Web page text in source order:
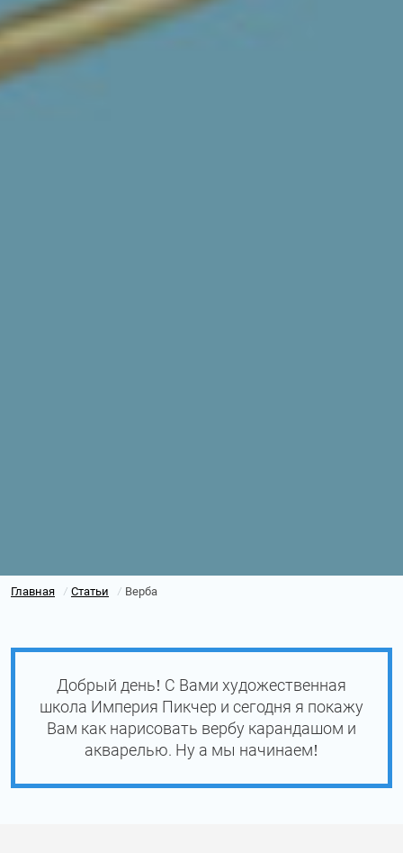
Главная / Статьи / Верба
Добрый день! С Вами художественная
школа Империя Пикчер и сегодня я покажу
Вам как нарисовать вербу карандашом и
акварелью. Ну а мы начинаем!